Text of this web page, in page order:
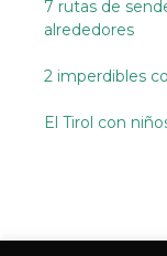
7 rutas de
alrededores
2 imperdibles
El Tirol con